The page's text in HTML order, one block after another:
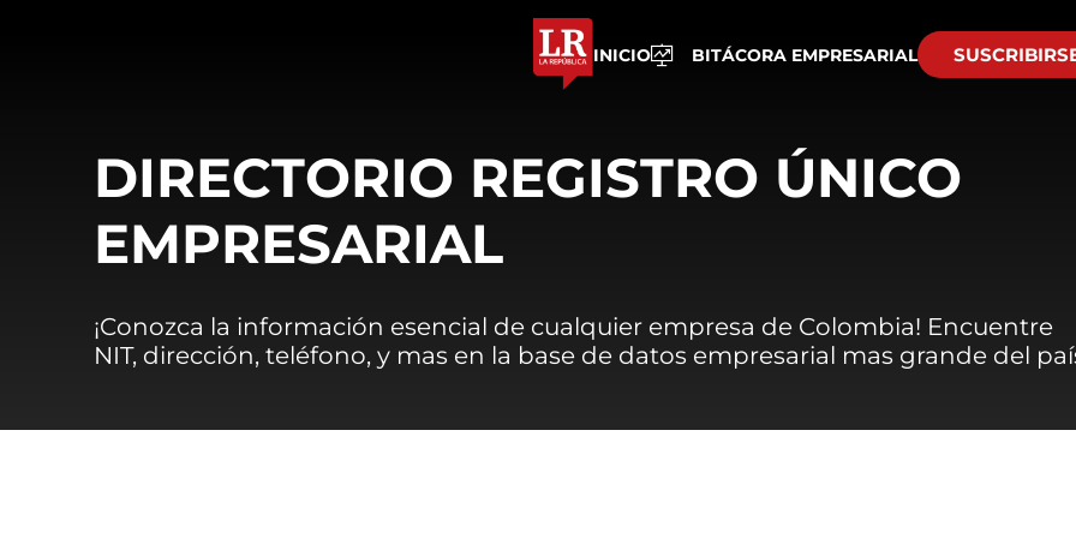
INICIO BITÁCORA EMPRESARIAL
DIRECTORIO REGISTRO ÚNICO
EMPRESARIAL
¡Conozca la información esencial de cualquier empresa de Colombia! Encuentre
NIT, dirección, teléfono, y mas en la base de datos empresarial mas grande del